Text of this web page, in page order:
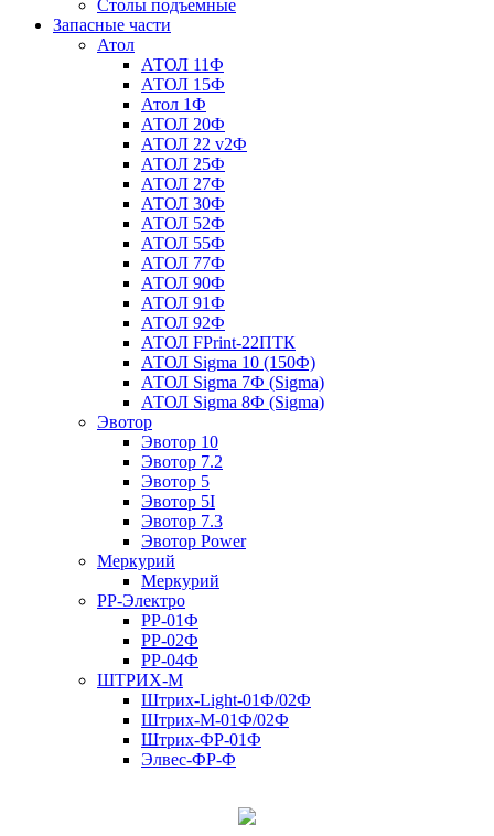
Столы подъемные
Запасные части
Атол
АТОЛ 11Ф
АТОЛ 15Ф
Атол 1Ф
АТОЛ 20Ф
АТОЛ 22 v2Ф
АТОЛ 25Ф
АТОЛ 27Ф
АТОЛ 30Ф
АТОЛ 52Ф
АТОЛ 55Ф
АТОЛ 77Ф
АТОЛ 90Ф
АТОЛ 91Ф
АТОЛ 92Ф
АТОЛ FPrint-22ПТК
АТОЛ Sigma 10 (150Ф)
АТОЛ Sigma 7Ф (Sigma)
АТОЛ Sigma 8Ф (Sigma)
Эвотор
Эвотор 10
Эвотор 7.2
Эвотор 5
Эвотор 5I
Эвотор 7.3
Эвотор Power
Меркурий
Меркурий
РР-Электро
РР-01Ф
РР-02Ф
РР-04Ф
ШТРИХ-М
Штрих-Light-01Ф/02Ф
Штрих-М-01Ф/02Ф
Штрих-ФР-01Ф
Элвес-ФР-Ф